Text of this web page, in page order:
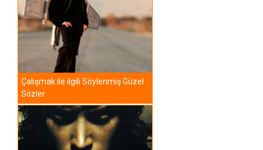
Çalışmak ile ilgili Söylenmiş Güzel
Sözler